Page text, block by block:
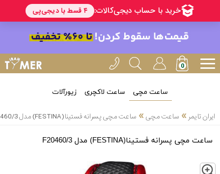
ساعت مچی ساعت لاکچری زیورآلات
ایران تایمر » ساعت مچی» ساعت مچی پسرانه فستینا(FESTINA) مدل F20460/3
ساعت مچی پسرانه فستینا(FESTINA) مدل F20460/3